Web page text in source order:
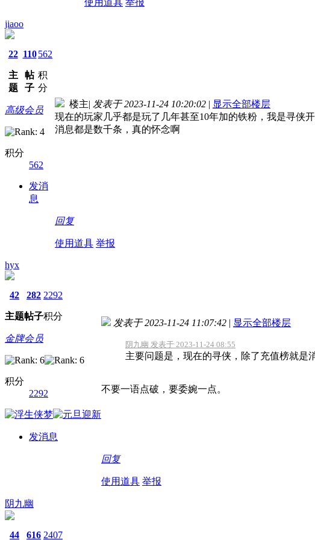
jiaoo
22
主
题
110
帖
子
562
积
分
高级会员
积分
562
发消
息
楼主| 发表于 2023-11-24 10:20:02 | 显示全部楼层
现在的玩家几乎都是玩了几年甚至10年加的铁粉，我是寻侠
消息都是数千条，真的怀念啊
回复
使用道具 举报
hyx
42
主题
282
帖子
2292
积分
金牌会员
积分
2292
发消息
发表于 2023-11-24 11:07:42 | 显示全部楼层
阴九幽 发表于 2023-11-24 08:55
主要问题是，现在的寻侠，除了充值榜就是
不要一语点破，要委婉一点。
回复
使用道具 举报
阴九幽
44 616 2407